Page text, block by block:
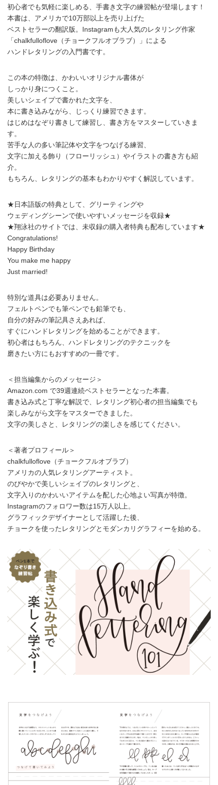
初心者でも気軽に楽しめる、手書き文字の練習帖が登場します！
本書は、アメリカで10万部以上を売り上げた
ベストセラーの翻訳版。Instagramも大人気のレタリング作家
「chalkfulloflove（チョークフルオブラブ）」による
ハンドレタリングの入門書です。
この本の特徴は、かわいいオリジナル書体が
しっかり身につくこと。
美しいシェイプで書かれた文字を、
本に書き込みながら、じっくり練習できます。
はじめはなぞり書きして練習し、書き方をマスターしていきま
す。
苦手な人の多い筆記体や文字をつなげる練習、
文字に加える飾り（フローリッシュ）やイラストの書き方も紹
介。
もちろん、レタリングの基本もわかりやすく解説しています。
★日本語版の特典として、グリーティングや
ウェディングシーンで使いやすいメッセージを収録★
★翔泳社のサイトでは、未収録の購入者特典も配布しています★
Congratulations!
Happy Birthday
You make me happy
Just married!
特別な道具は必要ありません。
フェルトペンでも筆ペンでも鉛筆でも、
自分の好みの筆記具さえあれば、
すぐにハンドレタリングを始めることができます。
初心者はもちろん、ハンドレタリングのテクニックを
磨きたい方にもおすすめの一冊です。
＜担当編集からのメッセージ＞
Amazon.com で39週連続ベストセラーとなった本書。
書き込み式と丁寧な解説で、レタリング初心者の担当編集でも
楽しみながら文字をマスターできました。
文字の美しさと、レタリングの楽しさを感じてください。
＜著者プロフィール＞
chalkfulloflove（チョークフルオブラブ）
アメリカの人気レタリングアーティスト。
のびやかで美しいシェイプのレタリングと、
文字入りのかわいいアイテムを配した心地よい写真が特徴。
Instagramのフォロワー数は15万人以上。
グラフィックデザイナーとして活躍した後、
チョークを使ったレタリングとモダンカリグラフィーを始める。